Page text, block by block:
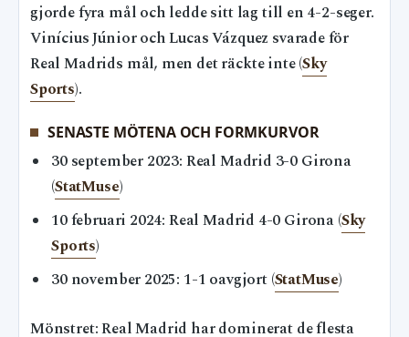
gjorde fyra mål och ledde sitt lag till en 4-2-seger.
Vinícius Júnior och Lucas Vázquez svarade för
Real Madrids mål, men det räckte inte (Sky
Sports).
SENASTE MÖTENA OCH FORMKURVOR
30 september 2023: Real Madrid 3-0 Girona
(StatMuse)
10 februari 2024: Real Madrid 4-0 Girona (Sky
Sports)
30 november 2025: 1-1 oavgjort (StatMuse)
Mönstret: Real Madrid har dominerat de flesta